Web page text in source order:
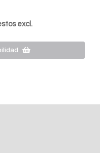
excl.